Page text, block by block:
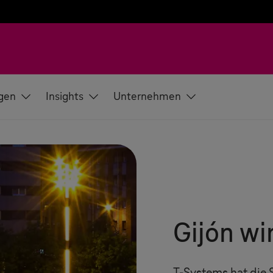
Insights Unternehmen
Gijón